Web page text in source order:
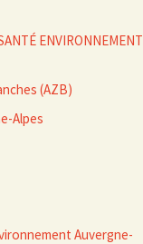
ENVIRONNEMENT
(AZB)
Alpes
Auvergne-